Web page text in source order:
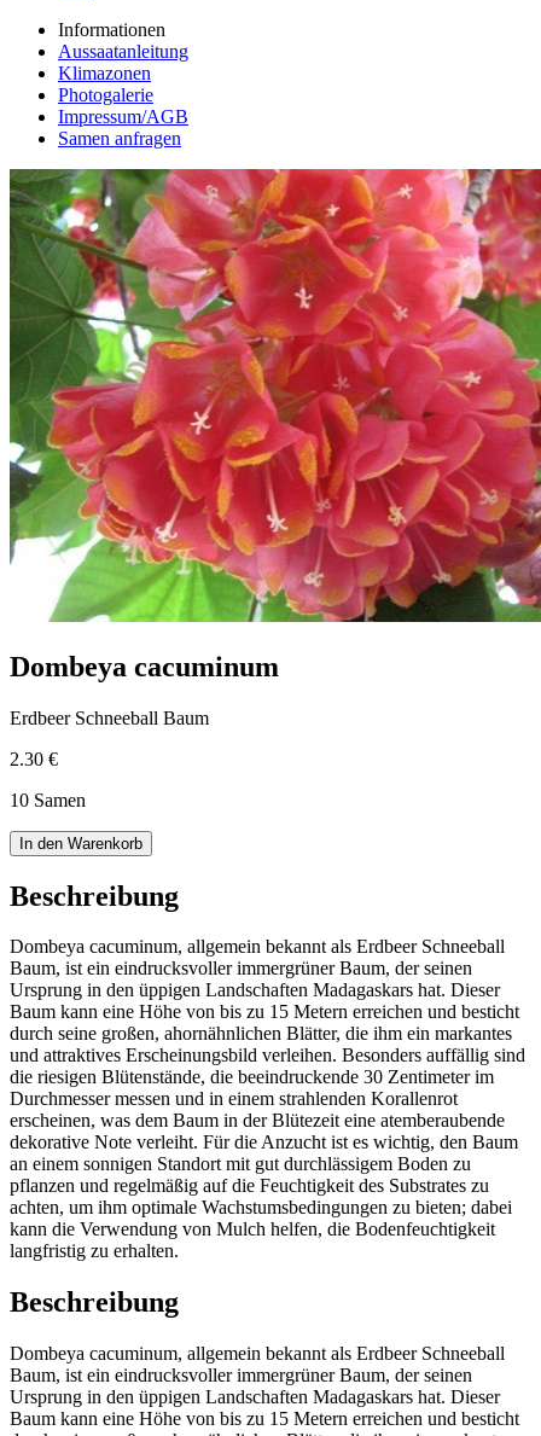
Informationen
Aussaatanleitung
Klimazonen
Photogalerie
Impressum/AGB
Samen anfragen
Dombeya cacuminum
Erdbeer Schneeball Baum
2.30 €
10 Samen
In den Warenkorb
Beschreibung
Dombeya cacuminum, allgemein bekannt als Erdbeer Schneeball
Baum, ist ein eindrucksvoller immergrüner Baum, der seinen
Ursprung in den üppigen Landschaften Madagaskars hat. Dieser
Baum kann eine Höhe von bis zu 15 Metern erreichen und besticht
durch seine großen, ahornähnlichen Blätter, die ihm ein markantes
und attraktives Erscheinungsbild verleihen. Besonders auffällig sind
die riesigen Blütenstände, die beeindruckende 30 Zentimeter im
Durchmesser messen und in einem strahlenden Korallenrot
erscheinen, was dem Baum in der Blütezeit eine atemberaubende
dekorative Note verleiht. Für die Anzucht ist es wichtig, den Baum
an einem sonnigen Standort mit gut durchlässigem Boden zu
pflanzen und regelmäßig auf die Feuchtigkeit des Substrates zu
achten, um ihm optimale Wachstumsbedingungen zu bieten; dabei
kann die Verwendung von Mulch helfen, die Bodenfeuchtigkeit
langfristig zu erhalten.
Beschreibung
Dombeya cacuminum, allgemein bekannt als Erdbeer Schneeball
Baum, ist ein eindrucksvoller immergrüner Baum, der seinen
Ursprung in den üppigen Landschaften Madagaskars hat. Dieser
Baum kann eine Höhe von bis zu 15 Metern erreichen und besticht